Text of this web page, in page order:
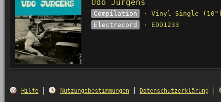
Udo Jürgens
Compilation
· Vinyl-Single
Electrecord
· EDD1233
Hilfe Nutzungsbestimmungen Datenschutzerklärung